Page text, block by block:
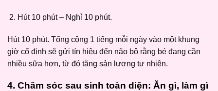
Hút 10 phút – Nghỉ 10 phút.
Hút 10 phút. Tổng cộng 1 tiếng mỗi ngày vào một khung
giờ cố định sẽ gửi tín hiệu đến não bộ rằng bé đang cần
nhiều sữa hơn, từ đó tăng sản lượng tự nhiên.
4. Chăm sóc sau sinh toàn diện: Ăn gì, làm gì